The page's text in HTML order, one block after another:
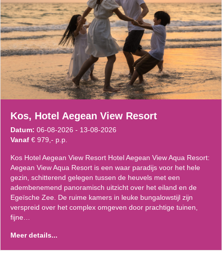
Kos, Hotel Aegean View Resort
Datum: 06-08-2026 - 13-08-2026
Vanaf € 979,- p.p.
Kos Hotel Aegean View Resort Hotel Aegean View Aqua Resort:
Aegean View Aqua Resort is een waar paradijs voor het hele
gezin, schitterend gelegen tussen de heuvels met een
adembenemend panoramisch uitzicht over het eiland en de
Egeïsche Zee. De ruime kamers in leuke bungalowstijl zijn
verspreid over het complex omgeven door prachtige tuinen,
fijne…
Meer details...